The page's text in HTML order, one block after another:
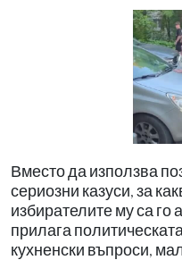
Вместо да използва
сериозни казуси, за
избирателите му са
прилага
кухненски въпроси,